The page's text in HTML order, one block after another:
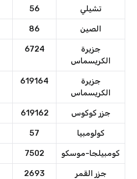
تشيلي 56
الصين 86
جزيرة
الكريسماس
6724
جزيرة
الكريسماس
619164
جزر كوكوس 619162
كولومبيا 57
كومبيلجا-موسكو 7502
جزر القمر 2693